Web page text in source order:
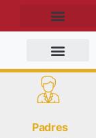
Padres